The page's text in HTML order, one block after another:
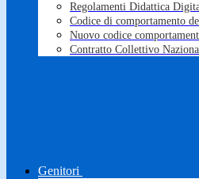
Regolamenti Didattica
Codice di comportamento
Nuovo codice
Contratto Collettivo
Genitori